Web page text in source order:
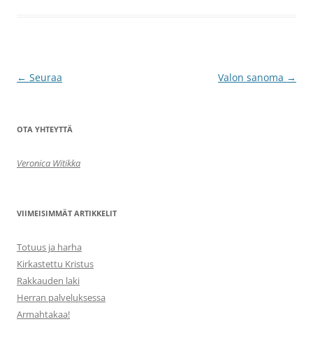
Artikkelien
← Seuraa Valon sanoma →
OTA YHTEYTTÄ
Veronica Witikka
VIIMEISIMMÄT ARTIKKELIT
Totuus ja harha
Kirkastettu Kristus
Rakkauden laki
Herran palveluksessa
Armahtakaa!